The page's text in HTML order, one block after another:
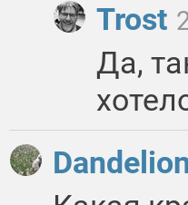
Trost
Да,